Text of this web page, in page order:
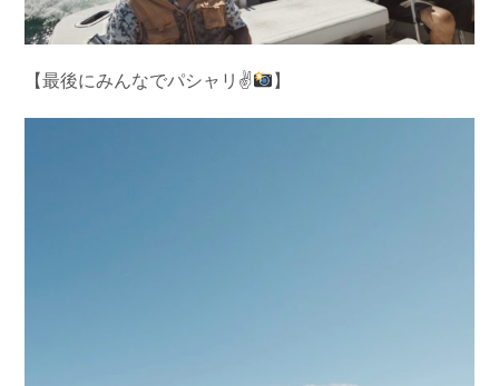
【最後にみんなでパシャリ✌ 】